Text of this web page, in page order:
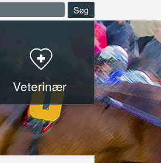
Søg
Veterinær